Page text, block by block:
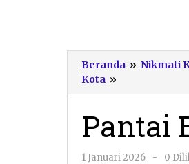
Beranda » Nikmati
Kota »
Buyutan
Pantai
1 Januari 2026
oleh
-
0